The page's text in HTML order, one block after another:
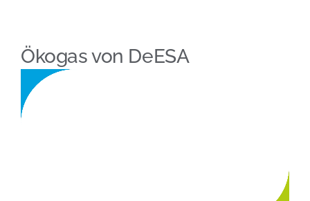
Ökogas von DeESA